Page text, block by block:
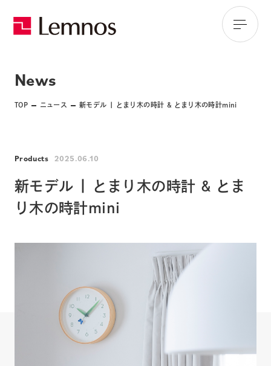
News
TOP ニュース 新モデル | とまり木の時計 & とまり木の時計mini
Products 2025.06.10
新モデル | とまり木の時計 & とま
り木の時計mini